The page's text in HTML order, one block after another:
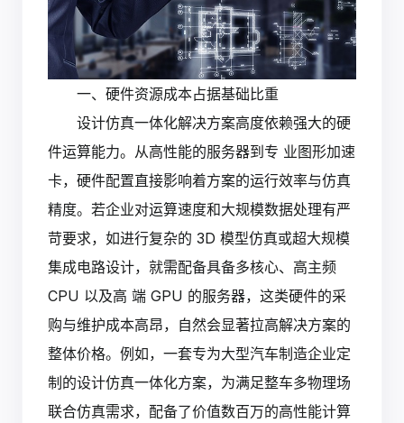
一、硬件资源成本占据基础比重
设计仿真一体化解决方案高度依赖强大的硬
件运算能力。从高性能的服务器到专 业图形加速
卡，硬件配置直接影响着方案的运行效率与仿真
精度。若企业对运算速度和大规模数据处理有严
苛要求，如进行复杂的 3D 模型仿真或超大规模
集成电路设计，就需配备具备多核心、高主频
CPU 以及高 端 GPU 的服务器，这类硬件的采
购与维护成本高昂，自然会显著拉高解决方案的
整体价格。例如，一套专为大型汽车制造企业定
制的设计仿真一体化方案，为满足整车多物理场
联合仿真需求，配备了价值数百万的高性能计算